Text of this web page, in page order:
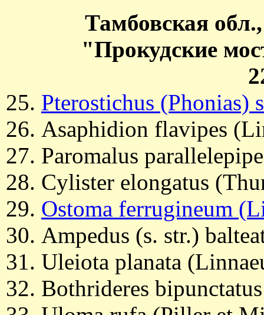
Тамбовская
"Прокудские
Pterostichus (Phonias)
Asaphidion flavipes
Paromalus
Cylister elongatus
Ostoma ferrugineum
Ampedus (s. str.)
Uleiota planata
Bothrideres